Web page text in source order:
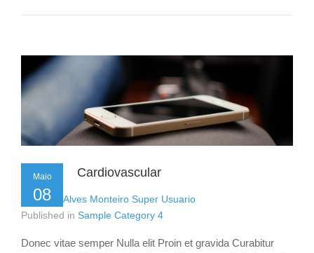
Maio
08
Cardiovascular
Flavio Alves Monteiro Super Usuario
Published in Sample Category 4
Donec vitae semper Nulla elit Proin et gravida Curabitur